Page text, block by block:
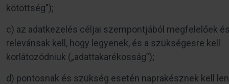
kötöttség”);
c) az adatkezelés céljai szempontjából megfelelőek
relevánsak kell, hogy legyenek, és a szükségesre kell
korlátozódniuk („adattakarékosság”);
d) pontosnak és szükség esetén naprakésznek kell